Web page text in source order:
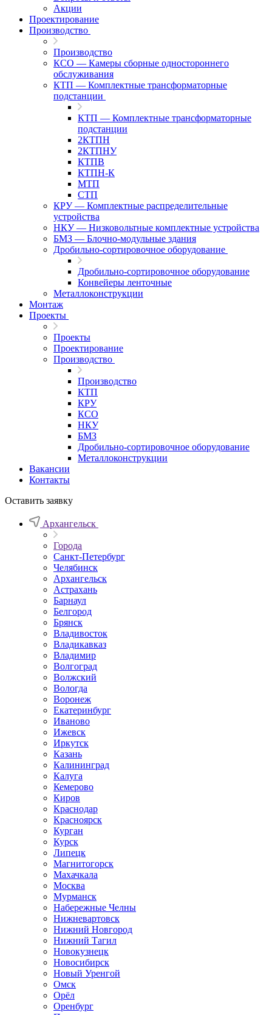
Акции
Проектирование
Производство
Производство
КСО — Камеры сборные одностороннего
обслуживания
КТП — Комплектные трансформаторные
подстанции
КТП — Комплектные трансформаторные
подстанции
2КТПН
2КТПНУ
КТПВ
КТПН-К
МТП
СТП
КРУ — Комплектные распределительные
устройства
НКУ — Низковольтные комплектные устройства
БМЗ — Блочно-модульные здания
Дробильно-сортировочное оборудование
Дробильно-сортировочное оборудование
Конвейеры ленточные
Металлоконструкции
Монтаж
Проекты
Проекты
Проектирование
Производство
Производство
КТП
КРУ
КСО
НКУ
БМЗ
Дробильно-сортировочное оборудование
Металлоконструкции
Вакансии
Контакты
Оставить заявку
Архангельск
Города
Санкт-Петербург
Челябинск
Архангельск
Астрахань
Барнаул
Белгород
Брянск
Владивосток
Владикавказ
Владимир
Волгоград
Волжский
Вологда
Воронеж
Екатеринбург
Иваново
Ижевск
Иркутск
Казань
Калининград
Калуга
Кемерово
Киров
Краснодар
Красноярск
Курган
Курск
Липецк
Магнитогорск
Махачкала
Москва
Мурманск
Набережные Челны
Нижневартовск
Нижний Новгород
Нижний Тагил
Новокузнецк
Новосибирск
Новый Уренгой
Омск
Орёл
Оренбург